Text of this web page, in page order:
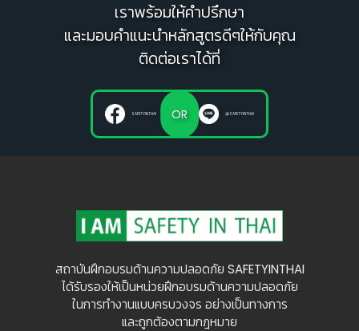
เราพร้อมให้คำปรึกษา
และมอบคำแนะนำหลักสูตรดีๆให้กับคุณ
ติดต่อเราได้ที่
SAFETYINTHAI OR @SAFETYINTHAI
สถาบันฝึกอบรมด้านความปลอดภัย SAFETYINTHAI
ได้รับรองให้เป็นหน่วยฝึกอบรมด้านความปลอดภัย
ในการทำงานแบบครบวงจร อย่างเป็นทางการ
และถูกต้องตามกฎหมาย